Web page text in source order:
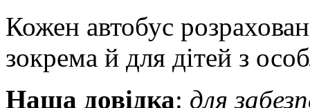
Кожен автобус
зокрема й для дітей з
Наша довідка: для